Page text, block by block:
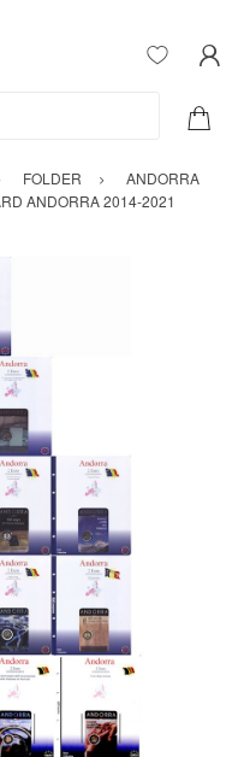
FOLDER
ANDORRA
ANDORRA 2014-2021